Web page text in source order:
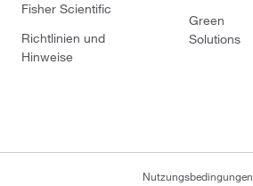
Fisher Scientific
Richtlinien und
Hinweise
Green
Solutions
Nutzungsbedingungen